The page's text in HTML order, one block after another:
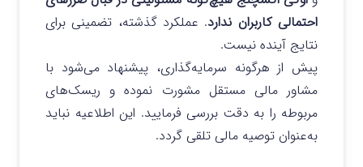
احتمالی کاربران ندارد. عملکرد گذشته، تضمینی برای
نتایج آینده نیست.
پیش از هرگونه سرمایه‌گذاری، پیشنهاد می‌شود با
مشاور مالی مستقل مشورت نموده و ریسک‌های
مربوطه را به دقت بررسی فرمایید. این اطلاعیه نباید
به‌عنوان توصیه مالی تلقی گردد.